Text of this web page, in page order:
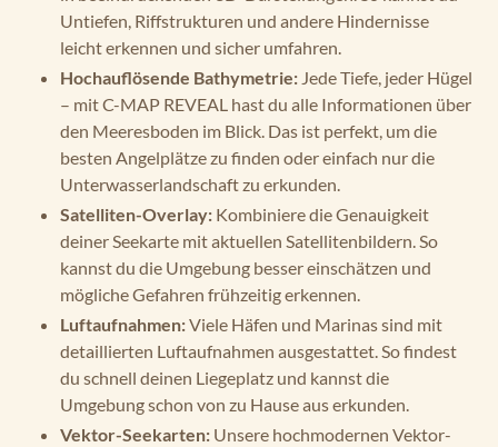
Untiefen, Riffstrukturen und andere Hindernisse
leicht erkennen und sicher umfahren.
Hochauflösende Bathymetrie: Jede Tiefe, jeder Hügel
– mit C-MAP REVEAL hast du alle Informationen über
den Meeresboden im Blick. Das ist perfekt, um die
besten Angelplätze zu finden oder einfach nur die
Unterwasserlandschaft zu erkunden.
Satelliten-Overlay: Kombiniere die Genauigkeit
deiner Seekarte mit aktuellen Satellitenbildern. So
kannst du die Umgebung besser einschätzen und
mögliche Gefahren frühzeitig erkennen.
Luftaufnahmen:Viele Häfen und Marinas sind mit
detaillierten Luftaufnahmen ausgestattet. So findest
du schnell deinen Liegeplatz und kannst die
Umgebung schon von zu Hause aus erkunden.
Vektor-Seekarten: Unsere hochmodernen Vektor-